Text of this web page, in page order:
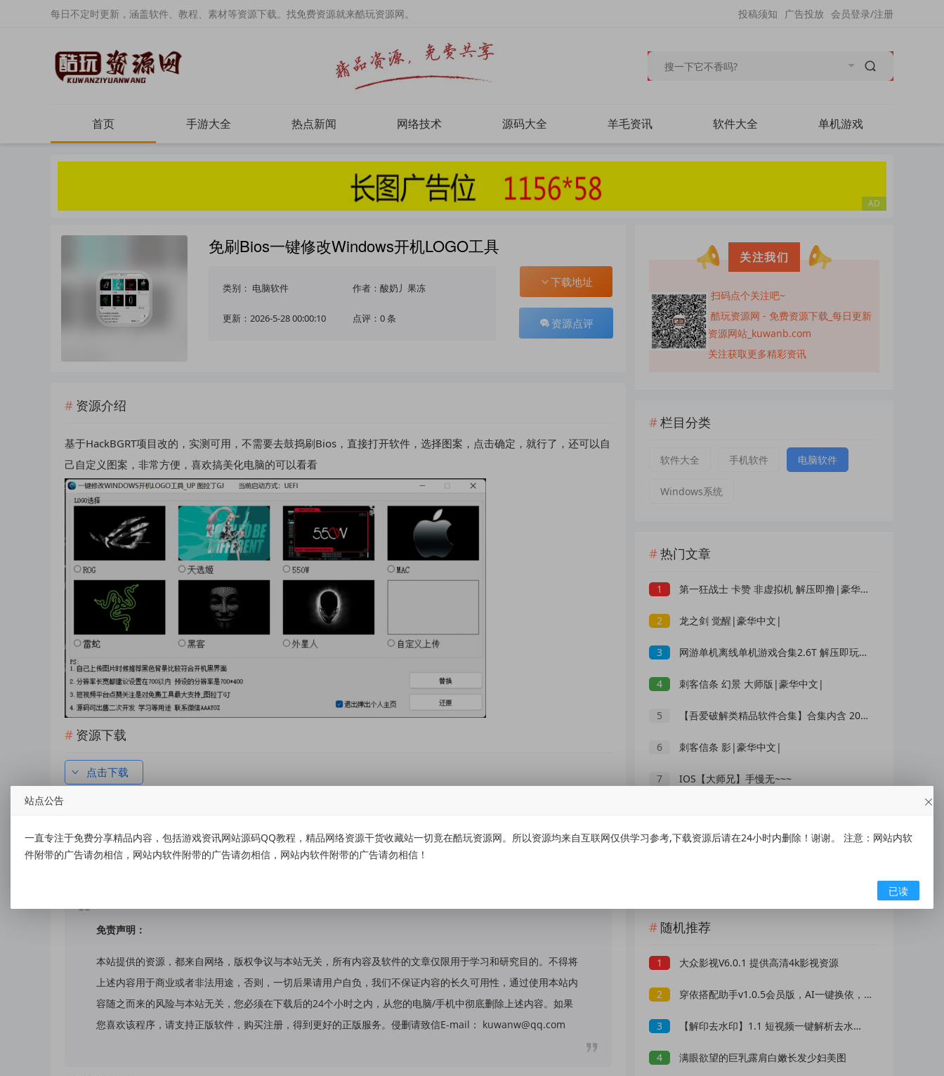
每日不定时更新，涵盖软件、教程、素材等资源下载。找免费资源就来酷玩资源网。 会员登录/注册
广告投放
投稿须知
首页 手游大全 热点新闻 网络技术 源码大全 羊毛资讯 软件大全 单机游戏
免刷Bios一键修改Windows开机LOGO工具
类别： 电脑软件 作者：酸奶丿果冻
更新：2026-5-28 00:00:10 点评：0 条
下载地址
资源点评
资源介绍
基于HackBGRT项目改的，实测可用，不需要去鼓捣刷Bios，直接打开软件，选择图案，点击确定，就行了，还可以自
己自定义图案，非常方便，喜欢搞美化电脑的可以看看
资源下载
点击下载
标签： 免刷Bios一键修改Windows开机LOGO工具
免责声明：
本站提供的资源，都来自网络，版权争议与本站无关，所有内容及软件的文章仅限用于学习和研究目的。不得将
上述内容用于商业或者非法用途，否则，一切后果请用户自负，我们不保证内容的长久可用性，通过使用本站内
容随之而来的风险与本站无关，您必须在下载后的24个小时之内，从您的电脑/手机中彻底删除上述内容。如果
您喜欢该程序，请支持正版软件，购买注册，得到更好的正版服务。侵删请致信E-mail： kuwanw@qq.com
关注我们
扫码点个关注吧~
酷玩资源网 - 免费资源下载_每日更新
资源网站_kuwanb.com
关注获取更多精彩资讯
栏目分类
软件大全 手机软件 电脑软件
Windows系统
热门文章
1 第一狂战士 卡赞 非虚拟机 解压即撸|豪华中文|
2 龙之剑 觉醒|豪华中文|
3 网游单机离线单机游戏合集2.6T 解压即玩 网盘下载 一键端免安装免配置
4 刺客信条 幻景 大师版|豪华中文|
5 【吾爱破解类精品软件合集】合集内含 2000 +实用工具 【1.5GB】
6 刺客信条 影|豪华中文|
7 IOS【大师兄】手慢无~~~
9 央视曝光网红漂流乱象：别把消暑漂流变成一场冒险赌命
随机推荐
1 大众影视V6.0.1 提供高清4k影视资源
2 穿依搭配助手v1.0.5会员版，AI一键换依，别乱用哦
3 【解印去水印】1.1 短视频一键解析去水印 超好用
4 满眼欲望的巨乳露肩白嫩长发少妇美图
站点公告
一直专注于免费分享精品内容，包括游戏资讯网站源码QQ教程，精品网络资源干货收藏站一切竟在酷玩资源网。所以资源均来自互联网仅供学习参考,下载资源后请在24小时内删除！谢谢。 注意：网站内软
件附带的广告请勿相信，网站内软件附带的广告请勿相信，网站内软件附带的广告请勿相信！
已读